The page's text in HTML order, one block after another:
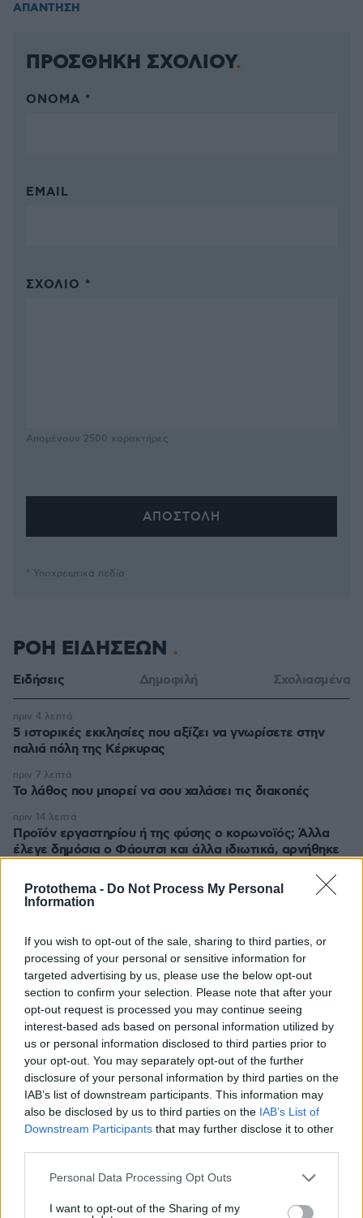
Protothema - Do Not Process My Personal
Information
If you wish to opt-out of the sale, sharing to third parties, or
processing of your personal or sensitive information for
targeted advertising by us, please use the below opt-out
section to confirm your selection. Please note that after your
opt-out request is processed you may continue seeing
interest-based ads based on personal information utilized by
us or personal information disclosed to third parties prior to
your opt-out. You may separately opt-out of the further
disclosure of your personal information by third parties on the
IAB’s list of downstream participants. This information may
also be disclosed by us to third parties on the IAB’s List of
Downstream Participants that may further disclose it to other
Please note that this website/app uses one or more Google
not limited to your visit or usage behaviour. You may click to
Personal Data Processing Opt Outs
I want to opt-out of the Sharing of my
ΑΠΑΝΤΗΣΗ
ΠΡΟΣΘΗΚΗ ΣΧΟΛΙΟΥ
ΌΝΟΜΑ *
EMAIL
ΣΧΌΛΙΟ *
Απομένουν 2500 χαρακτήρες
* Υποχρεωτικά πεδία
ΡΟΗ ΕΙΔΗΣΕΩΝ
Ειδήσεις Δημοφιλή Σχολιασμένα
5 ιστορικές εκκλησίες που αξίζει να γνωρίσετε στην
παλιά πόλη της Κέρκυρας
πριν 4 λεπτά
Το λάθος που μπορεί να σου χαλάσει τις διακοπές
πριν 7 λεπτά
Προϊόν εργαστηρίου ή της φύσης ο κορωνοϊός; Άλλα
έλεγε δημόσια ο Φάουτσι και άλλα ιδιωτικά, αρνήθηκε
πριν 14 λεπτά
Ξεκινούν τα δοκιμαστικά δρομολόγια της επέκτασης
«ενθαρρυντικές οι πρώτες ενδείξεις» δηλώνει ο
Ταχιάος
πριν 16 λεπτά
ΠΑΟΚ - Άντερλεχτ 0-1 (ημίχρονο): Παλεύει για την
ισοφάριση ο «Δικέφαλος», έχασε πέναλτι ο Μιχαηλίδης,
LIVE UPDATE πριν 18 λεπτά
Για πάντα στη Ρεάλ Μαδρίτης ο Βινίσιους: Yπέγραψε
νέο συμβόλαιο έως το 2032 ο Βραζιλιάνος
πριν 21 λεπτά
απλό μέχρι το πιο πλούσιο
πριν 24 λεπτά
Ποιες είναι οι ομοιότητες και οι διαφορές ανάμεσα στις
πριν 24 λεπτά